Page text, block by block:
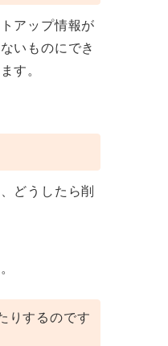
アップ情報が
いものにでき
す。
どうしたら削
りするのです